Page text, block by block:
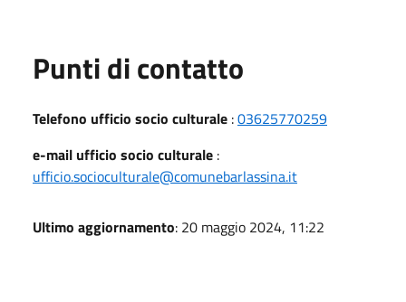
Punti di contatto
Telefono ufficio socio culturale :03625770259
e-mail ufficio socio culturale :
ufficio.socioculturale@comunebarlassina.it
Ultimo aggiornamento: 20 maggio 2024, 11:22